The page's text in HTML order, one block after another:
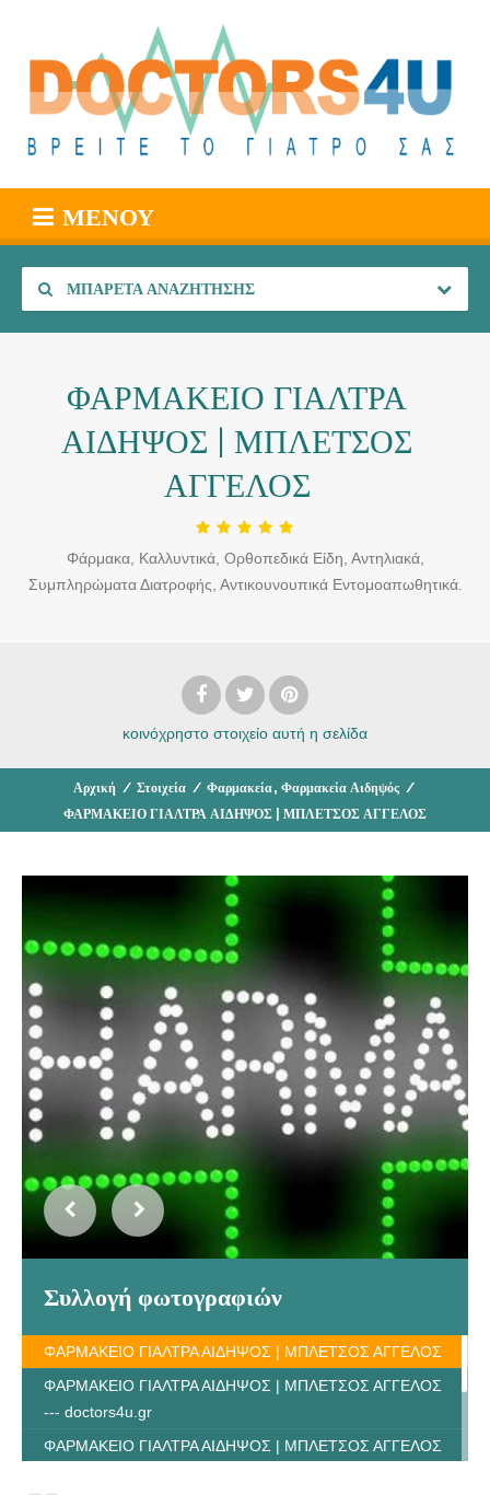
ΜΕΝΟΎ
ΜΠΑΡΈΤΑ ΑΝΑΖΉΤΗΣΗΣ
ΦΑΡΜΑΚΕΙΟ ΓΙΑΛΤΡΑ
ΑΙΔΗΨΟΣ | ΜΠΛΕΤΣΟΣ
ΑΓΓΕΛΟΣ
Φάρμακα, Καλλυντικά, Ορθοπεδικά Είδη, Αντηλιακά,
Συμπληρώματα Διατροφής, Αντικουνουπικά Εντομοαπωθητικά.
κοινόχρηστο στοιχείο αυτή η σελίδα
Αρχική / Στοιχεία / Φαρμακεία, Φαρμακεία Αιδηψός /
ΦΑΡΜΑΚΕΙΟ ΓΙΑΛΤΡΑ ΑΙΔΗΨΟΣ | ΜΠΛΕΤΣΟΣ ΑΓΓΕΛΟΣ
Συλλογή φωτογραφιών
ΦΑΡΜΑΚΕΙΟ ΓΙΑΛΤΡΑ ΑΙΔΗΨΟΣ | ΜΠΛΕΤΣΟΣ ΑΓΓΕΛΟΣ
ΦΑΡΜΑΚΕΙΟ ΓΙΑΛΤΡΑ ΑΙΔΗΨΟΣ | ΜΠΛΕΤΣΟΣ ΑΓΓΕΛΟΣ
--- doctors4u.gr
ΦΑΡΜΑΚΕΙΟ ΓΙΑΛΤΡΑ ΑΙΔΗΨΟΣ | ΜΠΛΕΤΣΟΣ ΑΓΓΕΛΟΣ